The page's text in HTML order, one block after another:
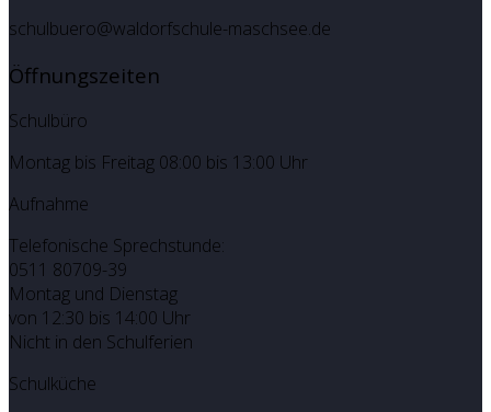
schulbuero@waldorfschule-maschsee.de
Öffnungszeiten
Schulbüro
Montag bis Freitag 08:00 bis 13:00 Uhr
Aufnahme
Telefonische Sprechstunde:
0511 80709-39
Montag und Dienstag
von 12:30 bis 14:00 Uhr
Nicht in den Schulferien
Schulküche